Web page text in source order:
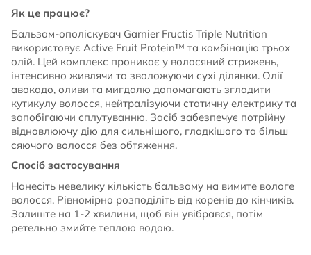
Як це працює?
Бальзам-ополіскувач Garnier Fructis Triple Nutrition
використовує Active Fruit Protein™ та комбінацію трьох
олій. Цей комплекс проникає у волосяний стрижень,
інтенсивно живлячи та зволожуючи сухі ділянки. Олії
авокадо, оливи та мигдалю допомагають згладити
кутикулу волосся, нейтралізуючи статичну електрику та
запобігаючи сплутуванню. Засіб забезпечує потрійну
відновлюючу дію для сильнішого, гладкішого та більш
сяючого волосся без обтяження.
Спосіб застосування
Нанесіть невелику кількість бальзаму на вимите вологе
волосся. Рівномірно розподіліть від коренів до кінчиків.
Залиште на 1-2 хвилини, щоб він увібрався, потім
ретельно змийте теплою водою.